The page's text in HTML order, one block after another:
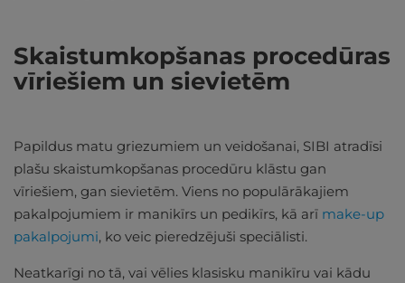
Skaistumkopšanas procedūras
vīriešiem un sievietēm
Papildus matu griezumiem un veidošanai, SIBI atradīsi
plašu skaistumkopšanas procedūru klāstu gan
vīriešiem, gan sievietēm. Viens no populārākajiem
pakalpojumiem ir manikīrs un pedikīrs, kā arī make-up
pakalpojumi, ko veic pieredzējuši speciālisti.
Neatkarīgi no tā, vai vēlies klasisku manikīru vai kādu